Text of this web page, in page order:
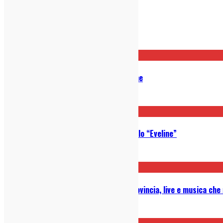
Pollio – Dopo la bomba: Recensione
BETEKENIS: ascolta il nuovo singolo “Eveline”
Intervista ai Vintage Violence: provincia, live e musica